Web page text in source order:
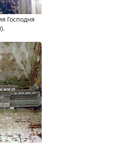
Господня